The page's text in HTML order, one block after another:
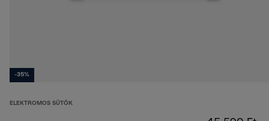
-35%
ELEKTROMOS SÜTŐK